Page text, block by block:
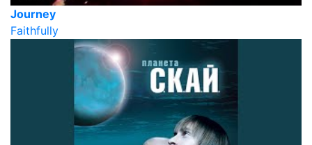
Journey
Faithfully